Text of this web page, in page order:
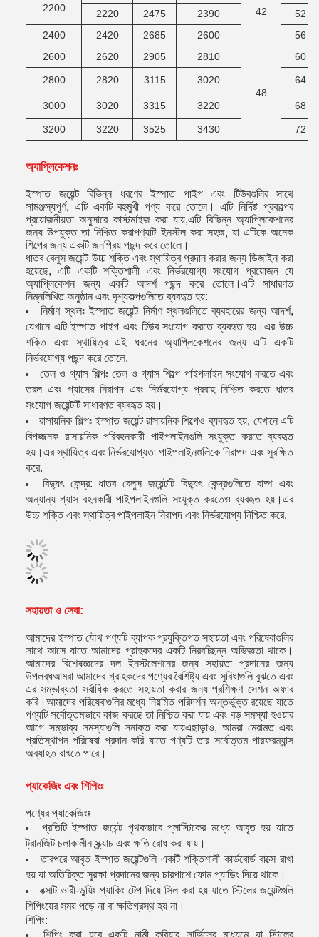
2200 42
2220 2475 2390
52
2400
2420 2685 2600
56
2600
2620 2905 2810
48
60
2800 2820 3115 3020 64
3000 3020 3315 3220 68
3200 3220 3525 3430 72
অ্যাপ্লিকেশনঃ
ইস্পাত জয়েন্ট বিভিন্ন ধরণের ইস্পাত পাইপ এবং টিউবগুলির সাথে
সামঞ্জস্যপূর্ণ, এটি একটি বহুমুখী পণ্য করে তোলে। এটি নির্দিষ্ট প্রকল্পের
প্রয়োজনীয়তা অনুসারে কাস্টমাইজ করা যায়,এটি বিভিন্ন অ্যাপ্লিকেশনের
জন্য উপযুক্ত তা নিশ্চিত করাপণ্যটি ইনস্টল করা সহজ, যা এটিকে অনেক
শিল্পের জন্য একটি জনপ্রিয় পছন্দ করে তোলে।
ধাতব বেলুস জয়েন্ট উচ্চ শক্তি এবং স্থায়িত্ব প্রদান করার জন্য ডিজাইন করা
হয়েছে, এটি একটি শক্তিশালী এবং নির্ভরযোগ্য সংযোগ প্রয়োজন যে
অ্যাপ্লিকেশন জন্য একটি আদর্শ পছন্দ করে তোলে।এটি সাধারণত
নিম্নলিখিত অনুষ্ঠান এবং দৃশ্যকল্পগুলিতে ব্যবহৃত হয়:
নির্মাণ স্থলঃ ইস্পাত জয়েন্ট নির্মাণ স্থলগুলিতে ব্যবহারের জন্য আদর্শ,
যেখানে এটি ইস্পাত পাইপ এবং টিউব সংযোগ করতে ব্যবহৃত হয়।এর উচ্চ
শক্তি এবং স্থায়িত্ব এই ধরনের অ্যাপ্লিকেশনের জন্য এটি একটি
নির্ভরযোগ্য পছন্দ করে তোলে.
তেল ও গ্যাস শিল্পঃ তেল ও গ্যাস শিল্পে পাইপলাইন সংযোগ করতে এবং
তরল এবং গ্যাসের নিরাপদ এবং নির্ভরযোগ্য প্রবাহ নিশ্চিত করতে ধাতব
সংযোগ জয়েন্টটি সাধারণত ব্যবহৃত হয়।
রাসায়নিক শিল্পঃ ইস্পাত জয়েন্ট রাসায়নিক শিল্পেও ব্যবহৃত হয়, যেখানে এটি
বিপজ্জনক রাসায়নিক পরিবহনকারী পাইপলাইনগুলি সংযুক্ত করতে ব্যবহৃত
হয়।এর স্থায়িত্ব এবং নির্ভরযোগ্যতা পাইপলাইনগুলিকে নিরাপদ এবং সুরক্ষিত
করে.
বিদ্যুৎ কেন্দ্র: ধাতব বেলুস জয়েন্টটি বিদ্যুৎ কেন্দ্রগুলিতে বাষ্প এবং
অন্যান্য গ্যাস বহনকারী পাইপলাইনগুলি সংযুক্ত করতেও ব্যবহৃত হয়।এর
উচ্চ শক্তি এবং স্থায়িত্ব পাইপলাইন নিরাপদ এবং নির্ভরযোগ্য নিশ্চিত করে.
সহায়তা ও সেবা:
আমাদের ইস্পাত যৌথ পণ্যটি ব্যাপক প্রযুক্তিগত সহায়তা এবং পরিষেবাগুলির
সাথে আসে যাতে আমাদের গ্রাহকদের একটি নিরবচ্ছিন্ন অভিজ্ঞতা থাকে।
আমাদের বিশেষজ্ঞদের দল ইনস্টলেশনের জন্য সহায়তা প্রদানের জন্য
উপলব্ধআমরা আমাদের গ্রাহকদের পণ্যের বৈশিষ্ট্য এবং সুবিধাগুলি বুঝতে এবং
এর সম্ভাব্যতা সর্বাধিক করতে সহায়তা করার জন্য প্রশিক্ষণ সেশন অফার
করি।আমাদের পরিষেবাগুলির মধ্যে নিয়মিত পরিদর্শন অন্তর্ভুক্ত রয়েছে যাতে
পণ্যটি সর্বোত্তমভাবে কাজ করছে তা নিশ্চিত করা যায় এবং বড় সমস্যা হওয়ার
আগে সম্ভাব্য সমস্যাগুলি সনাক্ত করা যায়এছাড়াও, আমরা মেরামত এবং
প্রতিস্থাপন পরিষেবা প্রদান করি যাতে পণ্যটি তার সর্বোত্তম পারফরম্যান্স
অব্যাহত রাখতে পারে।
প্যাকেজিং এবং শিপিংঃ
পণ্যের প্যাকেজিংঃ
প্রতিটি ইস্পাত জয়েন্ট পৃথকভাবে প্লাস্টিকের মধ্যে আবৃত হয় যাতে
ট্রানজিট চলাকালীন স্ক্র্যাচ এবং ক্ষতি রোধ করা যায়।
তারপরে আবৃত ইস্পাত জয়েন্টগুলি একটি শক্তিশালী কার্ডবোর্ড বাক্সে রাখা
হয় যা অতিরিক্ত সুরক্ষা প্রদানের জন্য চারপাশে ফোম প্যাডিং দিয়ে থাকে।
বক্সটি ভারী-ডুয়িং প্যাকিং টেপ দিয়ে সিল করা হয় যাতে স্টিলের জয়েন্টগুলি
শিপিংয়ের সময় পড়ে না বা ক্ষতিগ্রস্থ হয় না।
শিপিং:
শিপিং করা হবে একটি নামী কুরিয়ার সার্ভিসের মাধ্যমে যা স্টিলের